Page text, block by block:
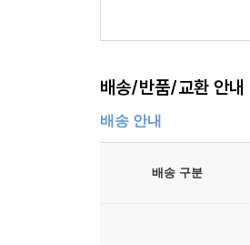
배송/반품/교환 안내
배송 안내
배송 구분